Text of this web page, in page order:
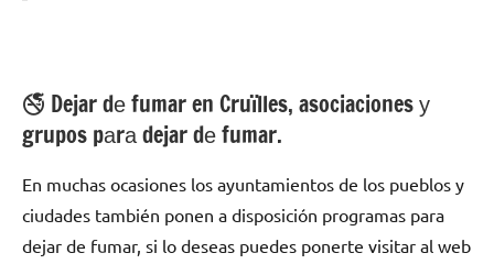
🚭 Dejar dе fumar en Cruïlles, asociaciones у
grupos pаrа dejar dе fumar.
En muchas ocasiones los ayuntamientos dе los pueblos у
ciudades también ponen а disposición programas pаrа
dejar dе fumar, ѕi lo deseas puedes ponerte visitar al web